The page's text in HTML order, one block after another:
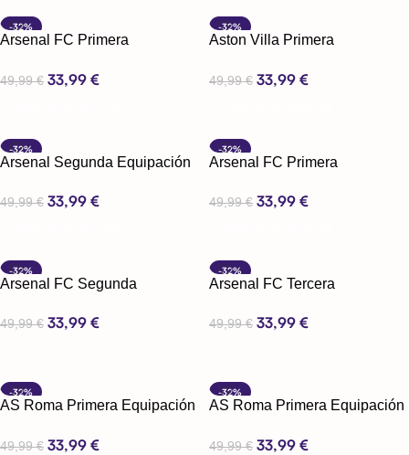
-32%
Arsenal FC Primera
49,99€ 33,99 €
-32%
Aston Villa Primera
49,99€ 33,99 €
-32%
Arsenal Segunda Equipación
49,99€ 33,99 €
-32%
Arsenal FC Primera
49,99€ 33,99 €
-32%
Arsenal FC Segunda
49,99€ 33,99 €
-32%
Arsenal FC Tercera
49,99€ 33,99 €
-32%
AS Roma Primera Equipación
49,99€ 33,99 €
-32%
AS Roma Primera Equipación
49,99€ 33,99 €